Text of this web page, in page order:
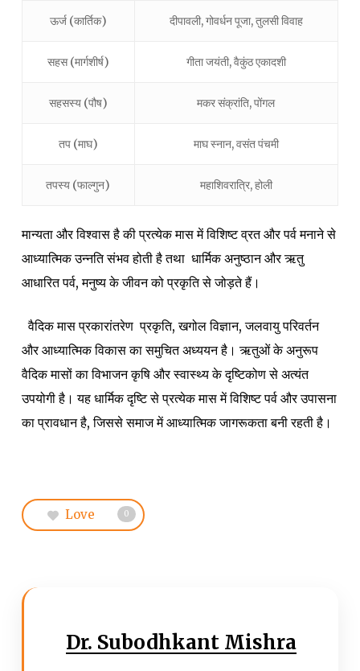
ऊर्ज (कार्तिक) दीपावली, गोवर्धन पूजा, तुलसी विवाह
सहस (मार्गशीर्ष) गीता जयंती, वैकुंठ एकादशी
सहसस्य (पौष) मकर संक्रांति, पोंगल
तप (माघ) माघ स्नान, वसंत पंचमी
तपस्य (फाल्गुन) महाशिवरात्रि, होली
मान्यता और विश्वास है की प्रत्येक मास में विशिष्ट व्रत और पर्व मनाने से
आध्यात्मिक उन्नति संभव होती है तथा धार्मिक अनुष्ठान और ऋतु
आधारित पर्व, मनुष्य के जीवन को प्रकृति से जोड़ते हैं।
वैदिक मास प्रकारांतरेण प्रकृति, खगोल विज्ञान, जलवायु परिवर्तन
और आध्यात्मिक विकास का समुचित अध्ययन है। ऋतुओं के अनुरूप
वैदिक मासों का विभाजन कृषि और स्वास्थ्य के दृष्टिकोण से अत्यंत
उपयोगी है। यह धार्मिक दृष्टि से प्रत्येक मास में विशिष्ट पर्व और उपासना
का प्रावधान है, जिससे समाज में आध्यात्मिक जागरूकता बनी रहती है।
Love 0
Dr. Subodhkant Mishra